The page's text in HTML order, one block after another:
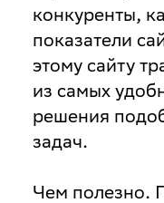
конкуренты,
показатели
этому сайту
из самых
решения
задач.
Чем полезно.